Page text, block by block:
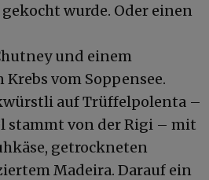
wurde. Oder einen
und einem
vom Soppensee.
auf Trüffelpolenta –
stammt von der Rigi – mit
getrockneten
Madeira. Darauf ein